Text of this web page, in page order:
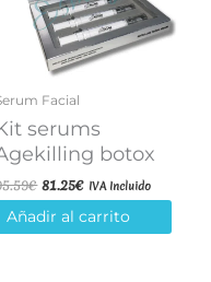
Facial
serums
botox
€El
precio
original
era:
81.25€El
precio
actual
es:
IVA Incluido
Añadir al carrito